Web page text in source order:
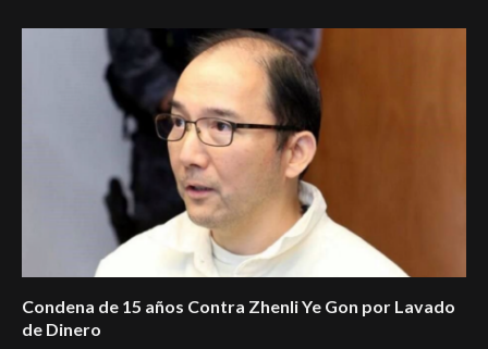
Condena de 15 años Contra Zhenli Ye Gon por Lavado
de Dinero